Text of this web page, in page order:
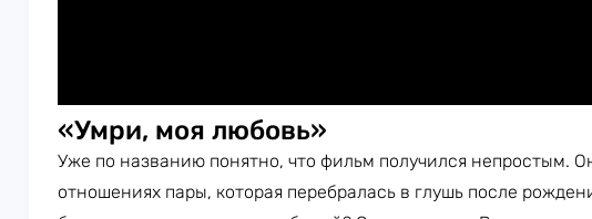
«Умри, моя любовь»
Уже по названию понятно, что фильм получился непростым.
отношениях пары, которая перебралась в глушь после